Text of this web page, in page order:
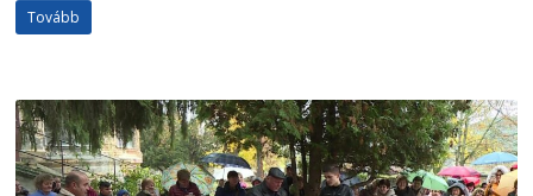
Tovább